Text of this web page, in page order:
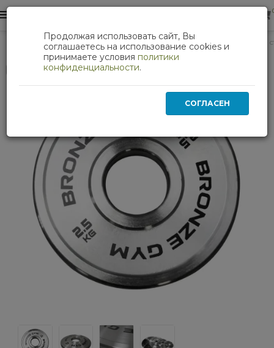
Силовые тренажеры Диск олимпийский BRONZE GYM
Нет в наличии
Продолжая использовать сайт, Вы
соглашаетесь на использование cookies и
принимаете условия политики
конфиденциальности.
СОГЛАСЕН